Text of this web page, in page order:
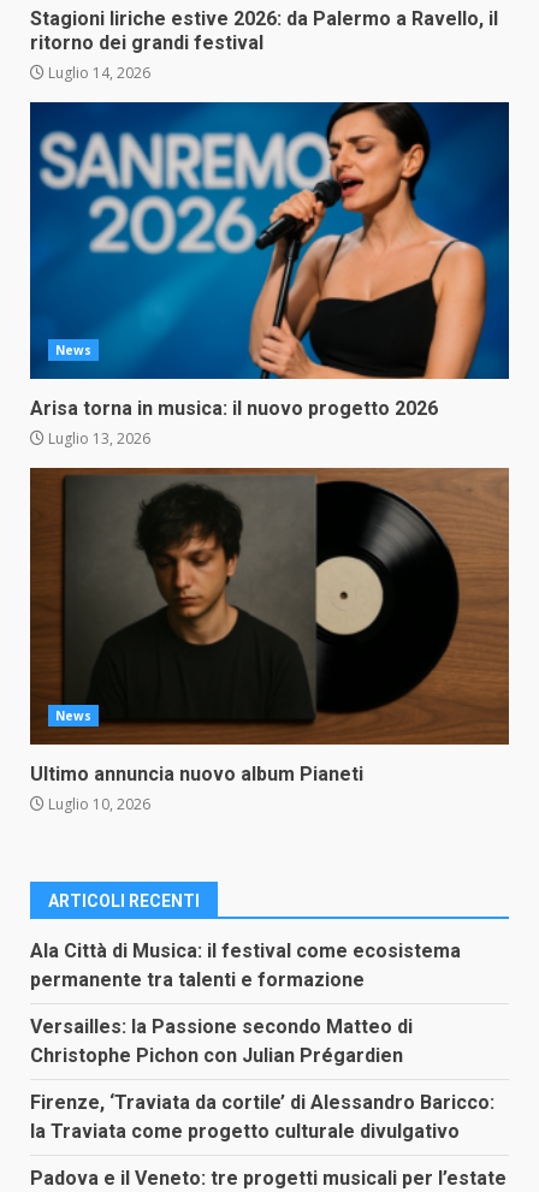
Stagioni liriche estive 2026: da Palermo a Ravello, il
ritorno dei grandi festival
Luglio 14, 2026
News
Arisa torna in musica: il nuovo progetto 2026
Luglio 13, 2026
News
Ultimo annuncia nuovo album Pianeti
Luglio 10, 2026
ARTICOLI RECENTI
Ala Città di Musica: il festival come ecosistema
permanente tra talenti e formazione
Versailles: la Passione secondo Matteo di
Christophe Pichon con Julian Prégardien
Firenze, ‘Traviata da cortile’ di Alessandro Baricco:
la Traviata come progetto culturale divulgativo
Padova e il Veneto: tre progetti musicali per l’estate